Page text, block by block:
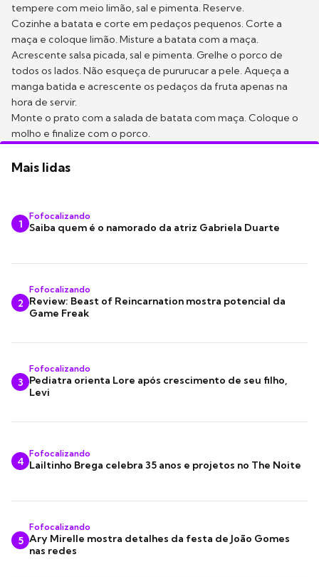
tempere com meio limão, sal e pimenta. Reserve.
Cozinhe a batata e corte em pedaços pequenos. Corte a
maça e coloque limão. Misture a batata com a maça.
Acrescente salsa picada, sal e pimenta. Grelhe o porco de
todos os lados. Não esqueça de pururucar a pele. Aqueça a
manga batida e acrescente os pedaços da fruta apenas na
hora de servir.
Monte o prato com a salada de batata com maça. Coloque o
molho e finalize com o porco.
Mais lidas
1
Fofocalizando
Saiba quem é o namorado da atriz Gabriela Duarte
2
Fofocalizando
Review: Beast of Reincarnation mostra potencial da
Game Freak
3
Fofocalizando
Pediatra orienta Lore após crescimento de seu filho,
Levi
4
Fofocalizando
Lailtinho Brega celebra 35 anos e projetos no The Noite
5
Fofocalizando
Ary Mirelle mostra detalhes da festa de João Gomes
nas redes